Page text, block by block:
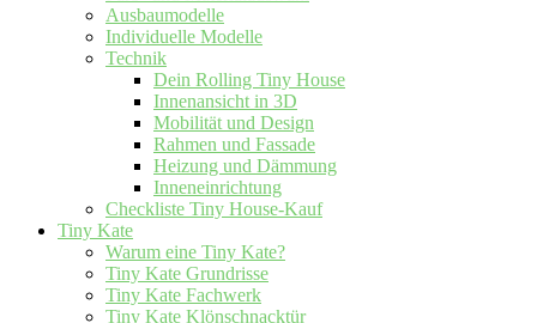
Ausbaumodelle
Individuelle Modelle
Technik
Dein Rolling Tiny House
Innenansicht in 3D
Mobilität und Design
Rahmen und Fassade
Heizung und Dämmung
Inneneinrichtung
Checkliste Tiny House-Kauf
Tiny Kate
Warum eine Tiny Kate?
Tiny Kate Grundrisse
Tiny Kate Fachwerk
Tiny Kate Klönschnacktür